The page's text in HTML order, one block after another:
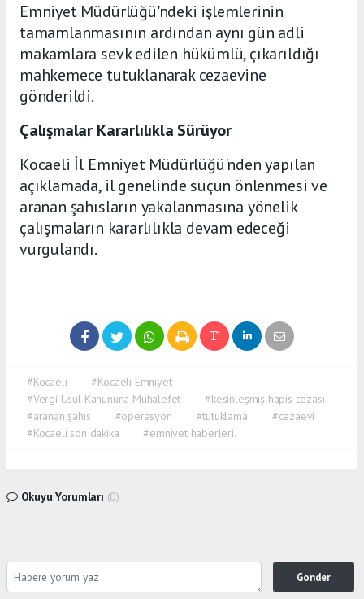
Emniyet Müdürlüğü'ndeki işlemlerinin
tamamlanmasının ardından aynı gün adli
makamlara sevk edilen hükümlü, çıkarıldığı
mahkemece tutuklanarak cezaevine
gönderildi.
Çalışmalar Kararlılıkla Sürüyor
Kocaeli İl Emniyet Müdürlüğü'nden yapılan
açıklamada, il genelinde suçun önlenmesi ve
aranan şahısların yakalanmasına yönelik
çalışmaların kararlılıkla devam edeceği
vurgulandı.
#Kocaeli
#Kocaeli Emniyet
#Vergi Usul Kanununa Muhalefet
#kesinleşmiş hapis cezası
#aranan şahıs
#operasyon #tutuklama
#cezaevi
#Kocaeli son dakika
#emniyet haberleri.
Okuyu Yorumları (0)
Gonder